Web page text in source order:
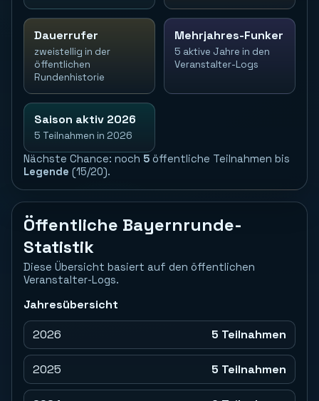
Dauerrufer
zweistellig in der
öffentlichen
Rundenhistorie
Mehrjahres-Funker
5 aktive Jahre in den
Veranstalter-Logs
Saison aktiv 2026
5 Teilnahmen in 2026
Nächste Chance: noch 5 öffentliche Teilnahmen bis
Legende (15/20).
Öffentliche Bayernrunde-
Statistik
Diese Übersicht basiert auf den öffentlichen
Veranstalter-Logs.
Jahresübersicht
2026 5 Teilnahmen
2025 5 Teilnahmen